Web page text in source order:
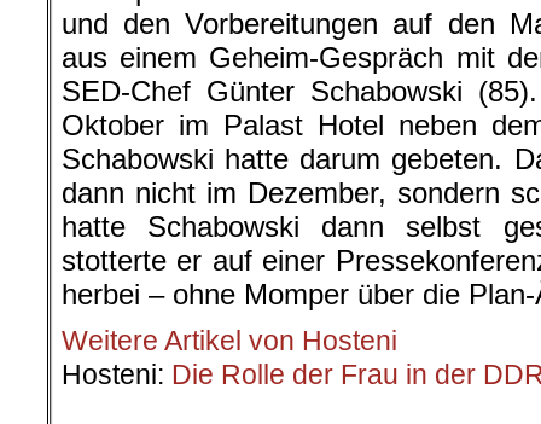
und den Vorbereitungen auf den
aus einem Geheim-Gespräch mit
SED-Chef Günter Schabowski
Oktober im Palast Hotel neben
Schabowski hatte darum gebeten.
dann nicht im Dezember, sondern
hatte Schabowski dann selbst
stotterte er auf einer
herbei – ohne Momper über die
Weitere Artikel von Hosteni
Hosteni: Die Rolle der Frau in der